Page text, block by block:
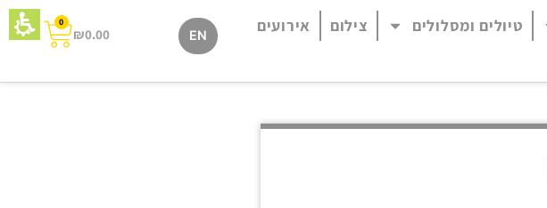
טיולים ומסלולים צילום
אירועים
EN
₪0.00
0